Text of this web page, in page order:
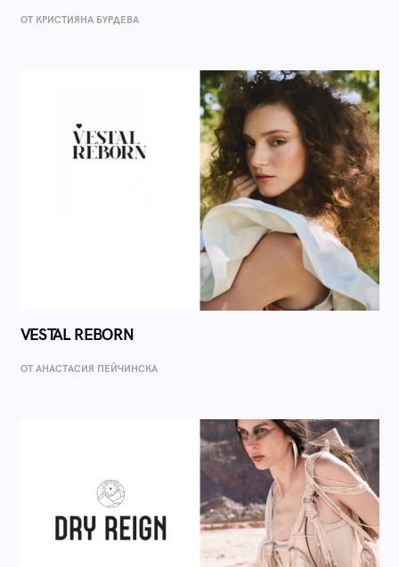
ОТ КРИСТИЯНА БУРДЕВА
VESTAL REBORN
ОТ AНАСТАСИЯ ПЕЙЧИНСКА